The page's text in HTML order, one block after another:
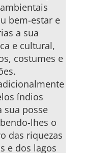
bem-estar e
a sua
e cultural,
costumes e
índios
sua posse
lhes o
das riquezas
e dos lagos